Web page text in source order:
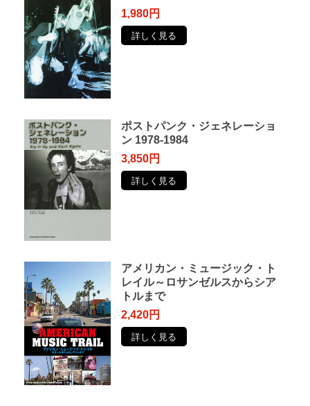
1,980円
詳しく見る
ポストパンク・ジェネレーショ
ン 1978-1984
3,850円
詳しく見る
アメリカン・ミュージック・ト
レイル～ロサンゼルスからシア
トルまで
2,420円
詳しく見る